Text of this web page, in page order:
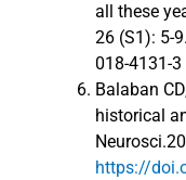
all these
26 (S1): 5-
018-4131-3
Balaban
historical
https://